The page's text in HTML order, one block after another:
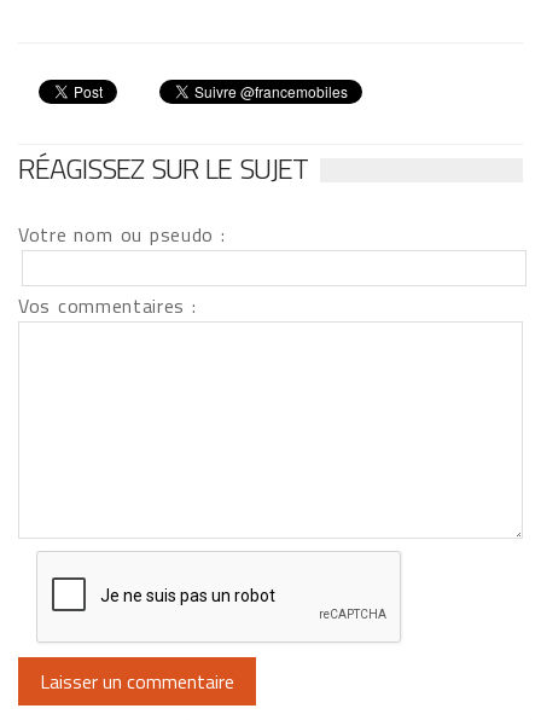
RÉAGISSEZ SUR LE SUJET
Votre nom ou pseudo :
Vos commentaires :